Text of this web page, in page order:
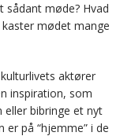
møde? Hvad
mødet mange
aktører
inspiration, som
eller bibringe et nyt
på “hjemme” i de